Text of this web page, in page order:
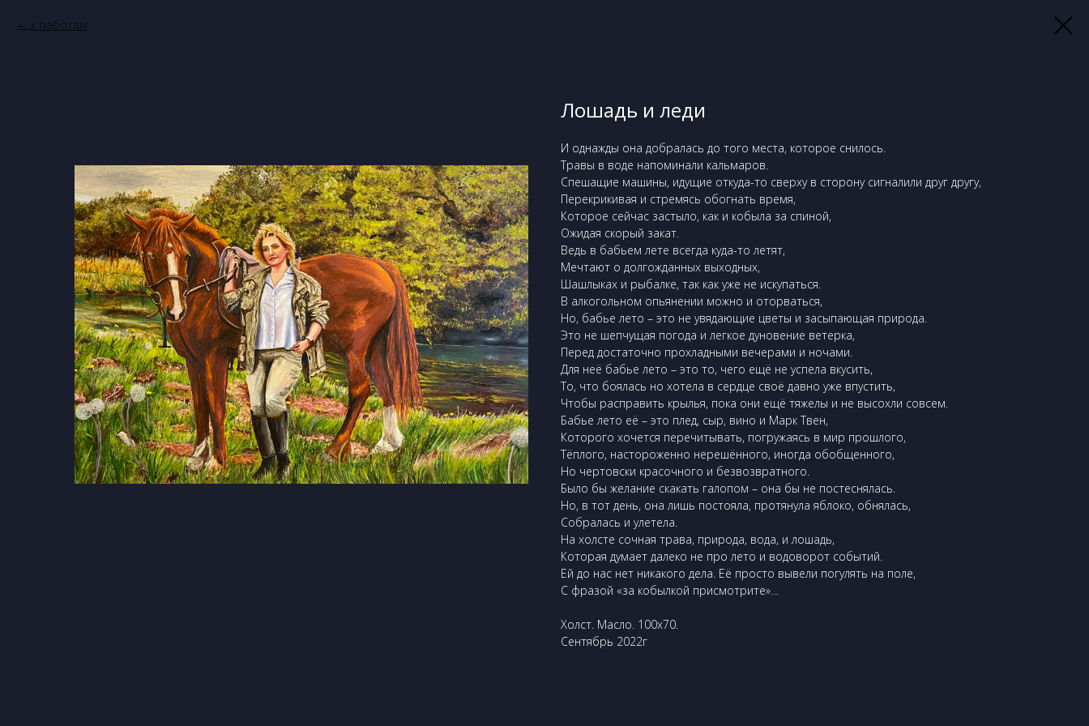
к работам
Лошадь и леди
И однажды она добралась до того места, которое снилось.
Травы в воде напоминали кальмаров.
Спешащие машины, идущие откуда-то сверху в сторону сигналили друг другу,
Перекрикивая и стремясь обогнать время,
Которое сейчас застыло, как и кобыла за спиной,
Ожидая скорый закат.
Ведь в бабьем лете всегда куда-то летят,
Мечтают о долгожданных выходных,
Шашлыках и рыбалке, так как уже не искупаться.
В алкогольном опьянении можно и оторваться,
Но, бабье лето – это не увядающие цветы и засыпающая природа.
Это не шепчущая погода и легкое дуновение ветерка,
Перед достаточно прохладными вечерами и ночами.
Для неё бабье лето – это то, чего ещё не успела вкусить,
То, что боялась но хотела в сердце своё давно уже впустить,
Чтобы расправить крылья, пока они ещё тяжелы и не высохли совсем.
Бабье лето её – это плед, сыр, вино и Марк Твен,
Которого хочется перечитывать, погружаясь в мир прошлого,
Тёплого, настороженно нерешённого, иногда обобщенного,
Но чертовски красочного и безвозвратного.
Было бы желание скакать галопом – она бы не постеснялась.
Но, в тот день, она лишь постояла, протянула яблоко, обнялась,
Собралась и улетела.
На холсте сочная трава, природа, вода, и лошадь,
Которая думает далеко не про лето и водоворот событий.
Ей до нас нет никакого дела. Её просто вывели погулять на поле,
С фразой «за кобылкой присмотрите»…
Холст. Масло. 100х70.
Сентябрь 2022г